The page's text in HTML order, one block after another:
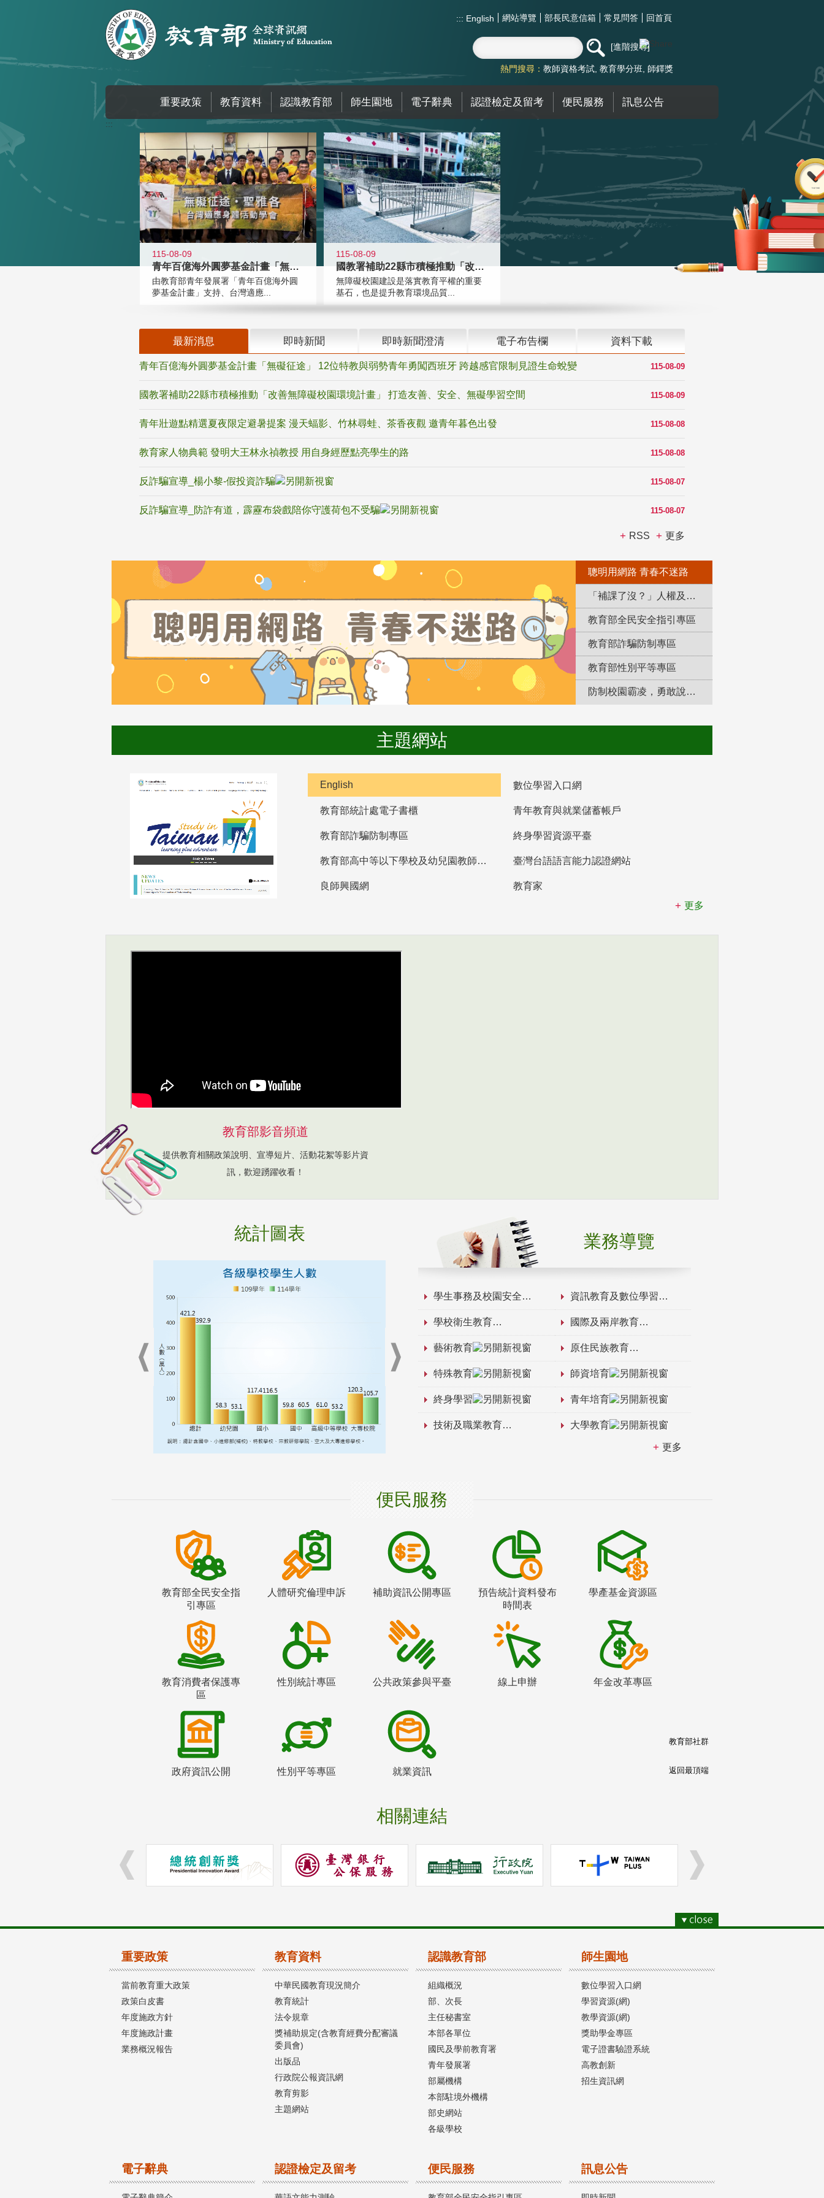
::: English 網站導覽 部長民意信箱 常見問答 回首頁
進階搜尋
熱門搜尋： 教師資格考試 教育學分班 師鐸獎
重要政策 教育資料 認識教育部 師生園地 電子辭典 認證檢定及留考 便民服務 訊息公告
:::
115-08-09
青年百億海外圓夢基金計畫「無礙征途
由教育部青年發展署「青年百億海外圓
夢基金計畫」支持、台灣適應...
115-08-09
國教署補助22縣市積極推動「改善無
無障礙校園建設是落實教育平權的重要
基石，也是提升教育環境品質...
最新消息 即時新聞 即時新聞澄清 電子布告欄 資料下載
115-08-09
青年百億海外圓夢基金計畫「無礙征途」 12位特教與弱勢青年勇闖西班牙 跨越感官限制見證生命蛻變
115-08-09
國教署補助22縣市積極推動「改善無障礙校園環境計畫」 打造友善、安全、無礙學習空間
115-08-08
青年壯遊點精選夏夜限定避暑提案 漫天蝠影、竹林尋蛙、茶香夜觀 邀青年暮色出發
115-08-08
教育家人物典範 發明大王林永禎教授 用自身經歷點亮學生的路
115-08-07
反詐騙宣導_楊小黎-假投資詐騙
115-08-07
反詐騙宣導_防詐有道，霹靂布袋戲陪你守護荷包不受騙
RSS 更多
聰明用網路 青春不迷路
「補課了沒？」人權及轉型正義教育專區
教育部全民安全指引專區
教育部詐騙防制專區
教育部性別平等專區
防制校園霸凌，勇敢說出來！
主題網站
English 數位學習入口網
教育部統計處電子書櫃 青年教育與就業儲蓄帳戶
教育部詐騙防制專區 終身學習資源平臺
教育部高中等以下學校及幼兒園教師資格檢定考試 臺灣台語語言能力認證網站
良師興國網
教育家
更多
教育部影音頻道
提供教育相關政策說明、宣導短片、活動花絮等影片資
訊，歡迎踴躍收看！
統計圖表 業務導覽
學生事務及校園安全 資訊教育及數位學習
學校衛生教育 國際及兩岸教育
藝術教育 原住民族教育
特殊教育 師資培育
終身學習 青年培育
技術及職業教育 大學教育
更多
便民服務
教育部全民安全指
引專區
人體研究倫理申訴 補助資訊公開專區
預告統計資料發布
時間表
學產基金資源區
教育消費者保護專
區
性別統計專區 公共政策參與平臺 線上申辦 年金改革專區
政府資訊公開 性別平等專區 就業資訊
相關連結
教育部社群
返回最頂端
重要政策
當前教育重大政策
政策白皮書
年度施政方針
年度施政計畫
業務概況報告
教育資料
中華民國教育現況簡介
教育統計
法令規章
獎補助規定(含教育經費分配審議
委員會)
出版品
行政院公報資訊網
教育剪影
主題網站
認識教育部
組織概況
部、次長
主任秘書室
本部各單位
國民及學前教育署
青年發展署
部屬機構
本部駐境外機構
部史網站
各級學校
師生園地
數位學習入口網
學習資源(網)
教學資源(網)
獎助學金專區
電子證書驗證系統
高教創新
招生資訊網
電子辭典 認證檢定及留考 便民服務 訊息公告